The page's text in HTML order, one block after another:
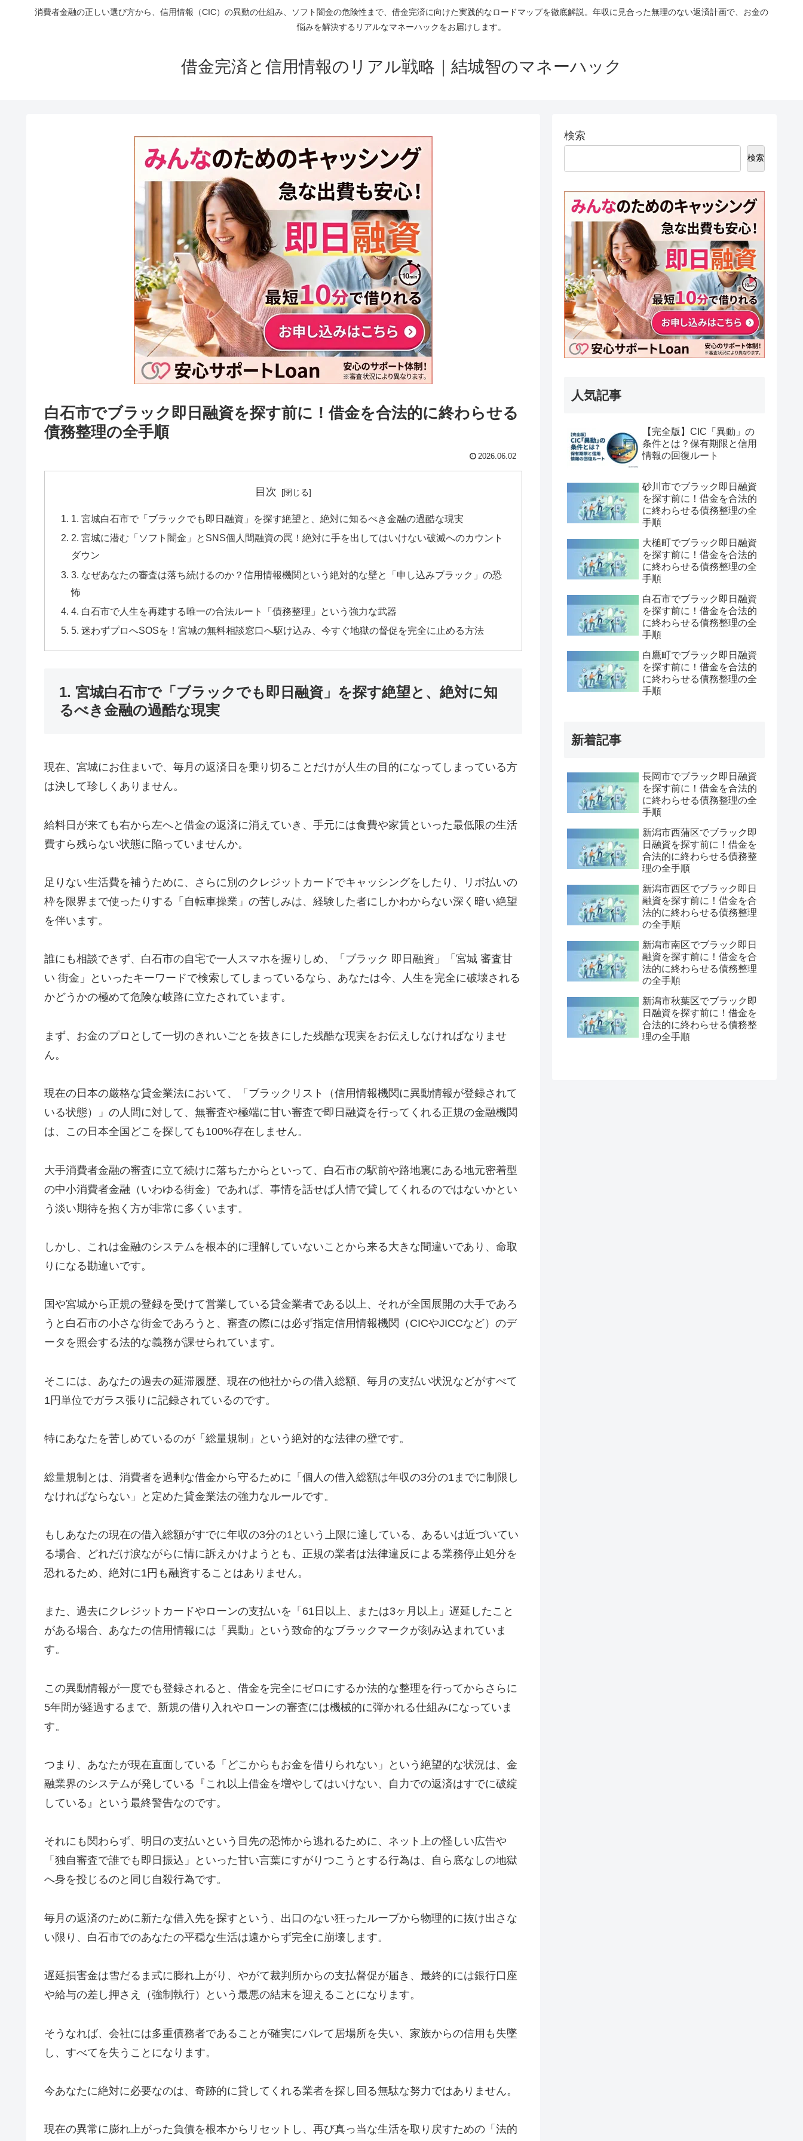
消費者金融の正しい選び方から、信用情報（CIC）の異動の仕組み、ソフト闇金の危険性まで、借金完済に向けた実践的なロードマップを徹底解説。年収に見合った無理のない返済計画で、お金の
悩みを解決するリアルなマネーハックをお届けします。
借金完済と信用情報のリアル戦略｜結城智のマネーハック
白石市でブラック即日融資を探す前に！借金を合法的に終わらせる
債務整理の全手順
2026.06.02
目次
1. 宮城白石市で「ブラックでも即日融資」を探す絶望と、絶対に知るべき金融の過酷な現実
2. 宮城に潜む「ソフト闇金」とSNS個人間融資の罠！絶対に手を出してはいけない破滅へのカウント
ダウン
3. なぜあなたの審査は落ち続けるのか？信用情報機関という絶対的な壁と「申し込みブラック」の恐
怖
4. 白石市で人生を再建する唯一の合法ルート「債務整理」という強力な武器
5. 迷わずプロへSOSを！宮城の無料相談窓口へ駆け込み、今すぐ地獄の督促を完全に止める方法
1. 宮城白石市で「ブラックでも即日融資」を探す絶望と、絶対に知
るべき金融の過酷な現実
現在、宮城にお住まいで、毎月の返済日を乗り切ることだけが人生の目的になってしまっている方
は決して珍しくありません。
給料日が来ても右から左へと借金の返済に消えていき、手元には食費や家賃といった最低限の生活
費すら残らない状態に陥っていませんか。
足りない生活費を補うために、さらに別のクレジットカードでキャッシングをしたり、リボ払いの
枠を限界まで使ったりする「自転車操業」の苦しみは、経験した者にしかわからない深く暗い絶望
を伴います。
誰にも相談できず、白石市の自宅で一人スマホを握りしめ、「ブラック 即日融資」「宮城 審査甘
い 街金」といったキーワードで検索してしまっているなら、あなたは今、人生を完全に破壊される
かどうかの極めて危険な岐路に立たされています。
まず、お金のプロとして一切のきれいごとを抜きにした残酷な現実をお伝えしなければなりませ
ん。
現在の日本の厳格な貸金業法において、「ブラックリスト（信用情報機関に異動情報が登録されて
いる状態）」の人間に対して、無審査や極端に甘い審査で即日融資を行ってくれる正規の金融機関
は、この日本全国どこを探しても100%存在しません。
大手消費者金融の審査に立て続けに落ちたからといって、白石市の駅前や路地裏にある地元密着型
の中小消費者金融（いわゆる街金）であれば、事情を話せば人情で貸してくれるのではないかとい
う淡い期待を抱く方が非常に多くいます。
しかし、これは金融のシステムを根本的に理解していないことから来る大きな間違いであり、命取
りになる勘違いです。
国や宮城から正規の登録を受けて営業している貸金業者である以上、それが全国展開の大手であろ
うと白石市の小さな街金であろうと、審査の際には必ず指定信用情報機関（CICやJICCなど）のデ
ータを照会する法的な義務が課せられています。
そこには、あなたの過去の延滞履歴、現在の他社からの借入総額、毎月の支払い状況などがすべて
1円単位でガラス張りに記録されているのです。
特にあなたを苦しめているのが「総量規制」という絶対的な法律の壁です。
総量規制とは、消費者を過剰な借金から守るために「個人の借入総額は年収の3分の1までに制限し
なければならない」と定めた貸金業法の強力なルールです。
もしあなたの現在の借入総額がすでに年収の3分の1という上限に達している、あるいは近づいてい
る場合、どれだけ涙ながらに情に訴えかけようとも、正規の業者は法律違反による業務停止処分を
恐れるため、絶対に1円も融資することはありません。
また、過去にクレジットカードやローンの支払いを「61日以上、または3ヶ月以上」遅延したこと
がある場合、あなたの信用情報には「異動」という致命的なブラックマークが刻み込まれていま
す。
この異動情報が一度でも登録されると、借金を完全にゼロにするか法的な整理を行ってからさらに
5年間が経過するまで、新規の借り入れやローンの審査には機械的に弾かれる仕組みになっていま
す。
つまり、あなたが現在直面している「どこからもお金を借りられない」という絶望的な状況は、金
融業界のシステムが発している『これ以上借金を増やしてはいけない、自力での返済はすでに破綻
している』という最終警告なのです。
それにも関わらず、明日の支払いという目先の恐怖から逃れるために、ネット上の怪しい広告や
「独自審査で誰でも即日振込」といった甘い言葉にすがりつこうとする行為は、自ら底なしの地獄
へ身を投じるのと同じ自殺行為です。
毎月の返済のために新たな借入先を探すという、出口のない狂ったループから物理的に抜け出さな
い限り、白石市でのあなたの平穏な生活は遠からず完全に崩壊します。
遅延損害金は雪だるま式に膨れ上がり、やがて裁判所からの支払督促が届き、最終的には銀行口座
や給与の差し押さえ（強制執行）という最悪の結末を迎えることになります。
そうなれば、会社には多重債務者であることが確実にバレて居場所を失い、家族からの信用も失墜
し、すべてを失うことになります。
今あなたに絶対に必要なのは、奇跡的に貸してくれる業者を探し回る無駄な努力ではありません。
現在の異常に膨れ上がった負債を根本からリセットし、再び真っ当な生活を取り戻すための「法的
検索
検索
人気記事
【完全版】CIC「異動」の
条件とは？保有期限と信用
情報の回復ルート
砂川市でブラック即日融資
を探す前に！借金を合法的
に終わらせる債務整理の全
手順
大槌町でブラック即日融資
を探す前に！借金を合法的
に終わらせる債務整理の全
手順
白石市でブラック即日融資
を探す前に！借金を合法的
に終わらせる債務整理の全
手順
白鷹町でブラック即日融資
を探す前に！借金を合法的
に終わらせる債務整理の全
手順
新着記事
長岡市でブラック即日融資
を探す前に！借金を合法的
に終わらせる債務整理の全
手順
新潟市西蒲区でブラック即
日融資を探す前に！借金を
合法的に終わらせる債務整
理の全手順
新潟市西区でブラック即日
融資を探す前に！借金を合
法的に終わらせる債務整理
の全手順
新潟市南区でブラック即日
融資を探す前に！借金を合
法的に終わらせる債務整理
の全手順
新潟市秋葉区でブラック即
日融資を探す前に！借金を
合法的に終わらせる債務整
理の全手順